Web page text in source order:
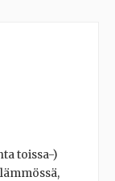
toissa-)